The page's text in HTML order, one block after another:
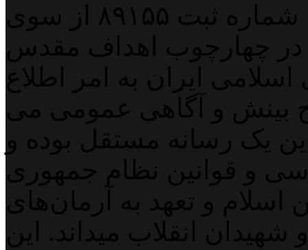
پایگاه خبری خبربین آنلاین به شماره ثبت ۸۹۱۵۵ از سوی
در چهارچوب اهداف مقدس
ایران به امر اطلاع
بینش و آگاهی عمومی می
یک رسانه مستقل بوده و
و قوانین نظام جمهوری
و تعهد به آرمان‌های
انقلاب میداند. این